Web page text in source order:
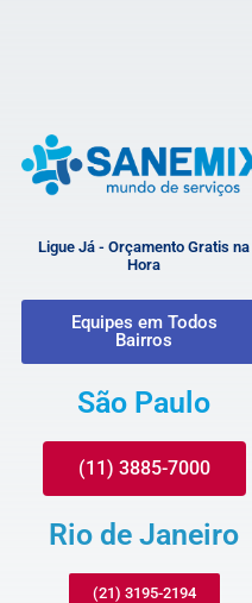
Ligue Já - Orçamento Gratis na
Hora
Equipes em Todos
Bairros
São Paulo
(11) 3885-7000
Rio de Janeiro
(21) 3195-2194